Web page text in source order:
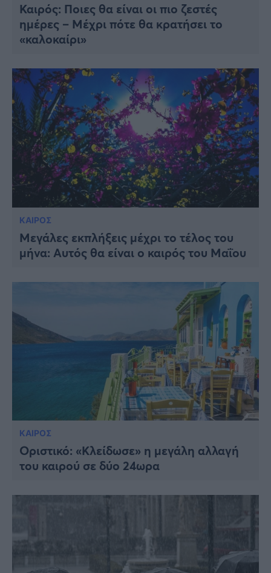
Καιρός: Ποιες θα είναι οι πιο ζεστές
ημέρες – Μέχρι πότε θα κρατήσει το
«καλοκαίρι»
ΚΑΙΡΟΣ
Μεγάλες εκπλήξεις μέχρι το τέλος του
μήνα: Αυτός θα είναι ο καιρός του Μαΐου
ΚΑΙΡΟΣ
Οριστικό: «Κλείδωσε» η μεγάλη αλλαγή
του καιρού σε δύο 24ωρα